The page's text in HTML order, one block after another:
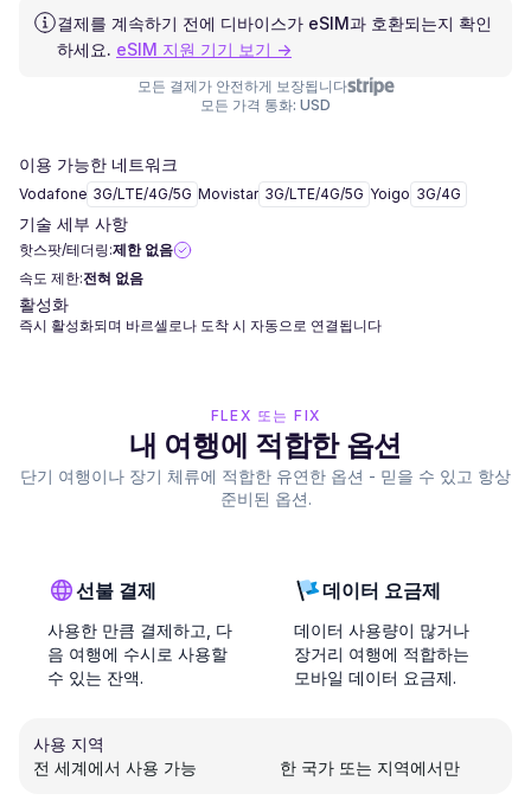
결제를 계속하기 전에 디바이스가 eSIM과 호환되는지 확인
하세요. eSIM 지원 기기 보기 →
모든 결제가 안전하게 보장됩니다
모든 가격 통화: USD
이용 가능한 네트워크
Vodafone 3G/LTE/4G/5G Movistar 3G/LTE/4G/5G Yoigo 3G/4G
기술 세부 사항
핫스팟/테더링:제한 없음
속도 제한:전혀 없음
활성화
즉시 활성화되며 바르셀로나 도착 시 자동으로 연결됩니다
FLEX 또는 FIX
내 여행에 적합한 옵션
단기 여행이나 장기 체류에 적합한 유연한 옵션 - 믿을 수 있고 항상
준비된 옵션.
선불 결제
사용한 만큼 결제하고, 다
음 여행에 수시로 사용할
수 있는 잔액.
데이터 요금제
데이터 사용량이 많거나
장거리 여행에 적합하는
모바일 데이터 요금제.
사용 지역
전 세계에서 사용 가능
한 국가 또는 지역에서만